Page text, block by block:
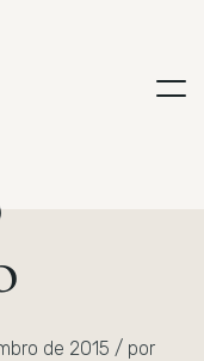
de 2015 / por